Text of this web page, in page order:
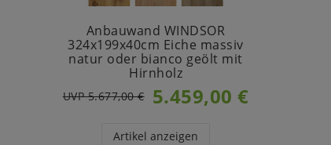
Anbauwand WINDSOR
324x199x40cm Eiche massiv
natur oder bianco geölt mit
Hirnholz
UVP 5.677,00 € 5.459,00 €
Artikel anzeigen